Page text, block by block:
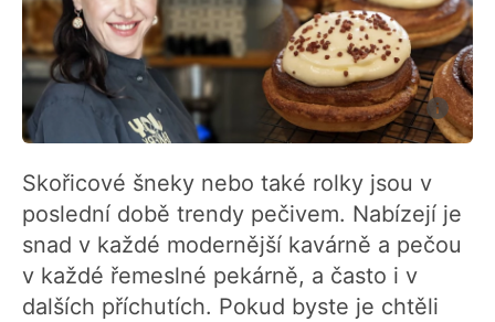
Skořicové šneky nebo také rolky jsou v
poslední době trendy pečivem. Nabízejí je
snad v každé modernější kavárně a pečou
v každé řemeslné pekárně, a často i v
dalších příchutích. Pokud byste je chtěli